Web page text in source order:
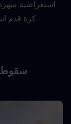
كرة قدم
سقوط